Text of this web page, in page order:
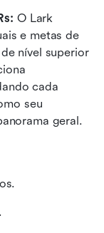
O Lark
e metas de
nível superior
cada
seu
geral.